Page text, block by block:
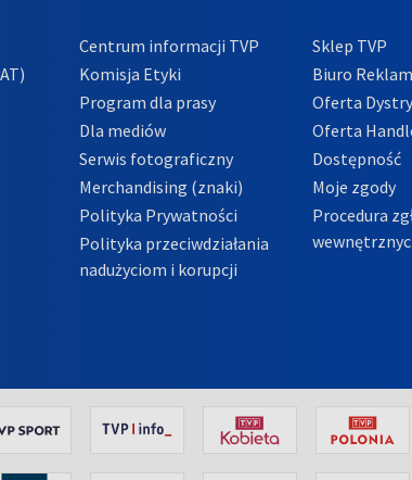
Centrum informacji TVP
Komisja Etyki
Program dla prasy
Dla mediów
Serwis fotograficzny
Merchandising (znaki)
Polityka Prywatności
Polityka przeciwdziałania
nadużyciom i korupcji
Sklep TVP
Biuro
Oferta
Oferta
Dostępność
Moje zgody
Procedura